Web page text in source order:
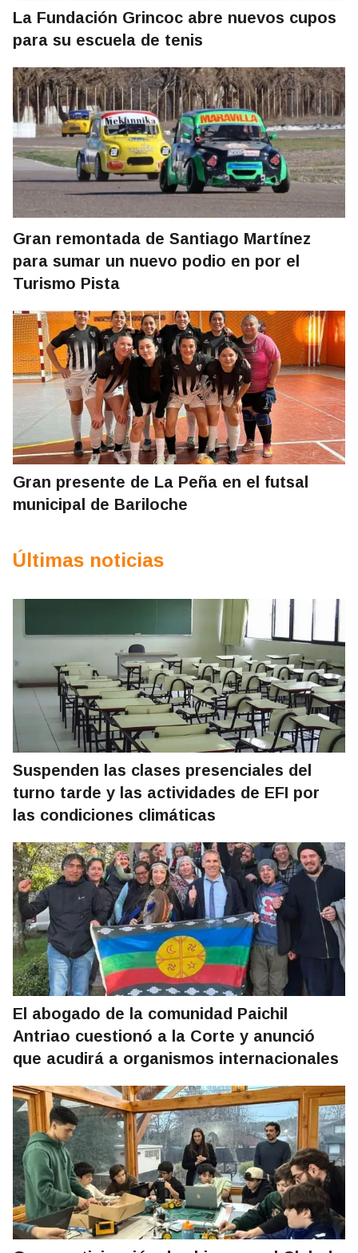
La Fundación Grincoc abre nuevos cupos
para su escuela de tenis
Gran remontada de Santiago Martínez
para sumar un nuevo podio en por el
Turismo Pista
Gran presente de La Peña en el futsal
municipal de Bariloche
Últimas noticias
Suspenden las clases presenciales del
turno tarde y las actividades de EFI por
las condiciones climáticas
El abogado de la comunidad Paichil
Antriao cuestionó a la Corte y anunció
que acudirá a organismos internacionales